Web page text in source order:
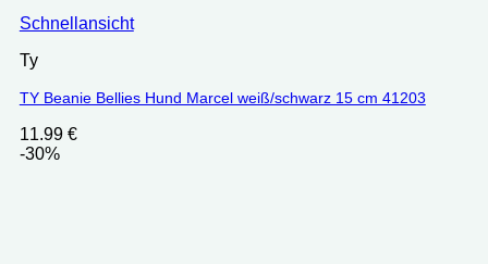
Schnellansicht
Ty
TY Beanie Bellies Hund Marcel weiß/schwarz 15 cm 41203
11.99 €
-30%